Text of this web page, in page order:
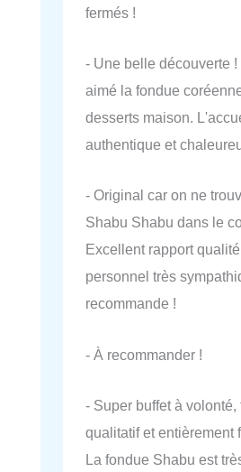
fermés !
- Une belle découverte
aimé la fondue
desserts maison.
authentique et
- Original car on ne
Shabu Shabu dans le
Excellent rapport
personnel très
recommande !
- À recommander !
- Super buffet à volonté,
qualitatif et entièrement
La fondue Shabu est